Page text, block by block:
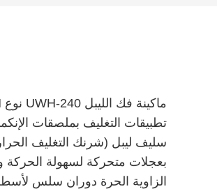
تطبيقات التغليف بملصقات
سليف ليبل (شرنك التغليف
بعجلات متحركة لسهولة
الزاوية الحرة دوران سلس